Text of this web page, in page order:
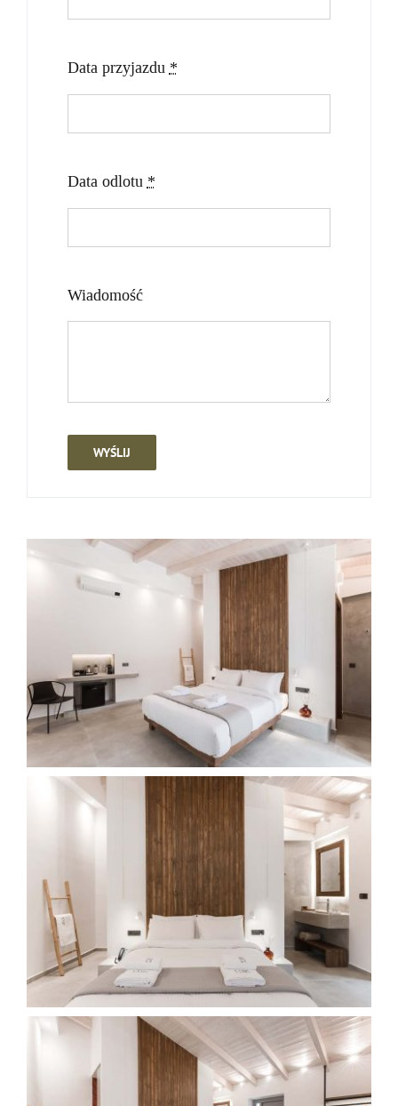
Data przyjazdu *
Data odlotu *
Wiadomość
WYŚLIJ